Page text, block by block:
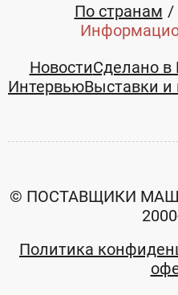
По странам
НовостиСделано в
ИнтервьюВыставки и
© ПОСТАВЩИКИ
Политика